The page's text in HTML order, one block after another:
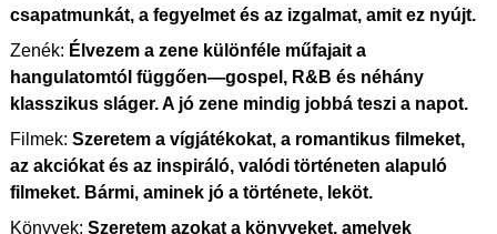
csapatmunkát, a fegyelmet és az izgalmat, amit ez nyújt.
Zenék: Élvezem a zene különféle műfajait a
hangulatomtól függően—gospel, R&B és néhány
klasszikus sláger. A jó zene mindig jobbá teszi a napot.
Filmek: Szeretem a vígjátékokat, a romantikus filmeket,
az akciókat és az inspiráló, valódi történeten alapuló
filmeket. Bármi, aminek jó a története, leköt.
Könyvek: Szeretem azokat a könyveket, amelyek